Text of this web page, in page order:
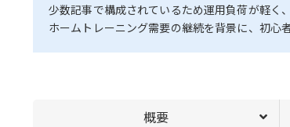
少数記事で構成されているため運用負荷が軽く
ホームトレーニング需要の継続を背景に、初心
概要